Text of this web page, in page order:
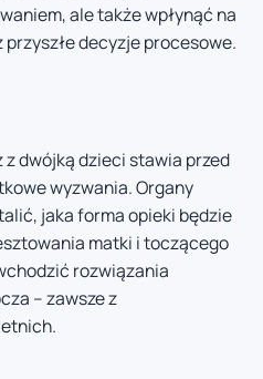
ale także wpłynąć na
decyzje procesowe.
dwójką dzieci stawia przed
wyzwania. Organy
jaka forma opieki będzie
matki i toczącego
rozwiązania
– zawsze z